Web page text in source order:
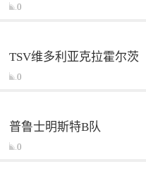
0
TSV维多利亚克拉霍尔茨
0
普鲁士明斯特B队
0